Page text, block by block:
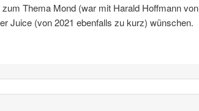
Thema Mond (war mit Harald Hoffmann von
Juice (von 2021 ebenfalls zu kurz) wünschen.